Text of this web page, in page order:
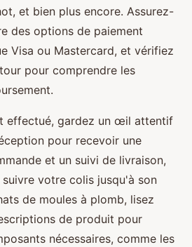
et bien plus encore. Assurez-
des options de paiement
Visa ou Mastercard, et vérifiez
pour comprendre les
effectué, gardez un œil attentif
pour recevoir une
et un suivi de livraison,
votre colis jusqu'à son
de moules à plomb, lisez
de produit pour
nécessaires, comme les